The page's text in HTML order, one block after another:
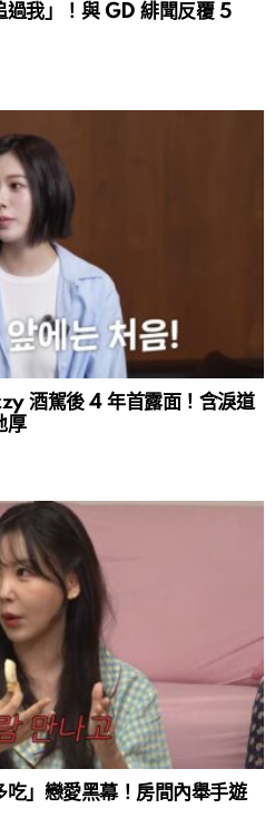
過我」！與 GD 緋聞反覆 5
酒駕後 4 年首露面！含淚道
厚
」戀愛黑幕！房間內舉手遊